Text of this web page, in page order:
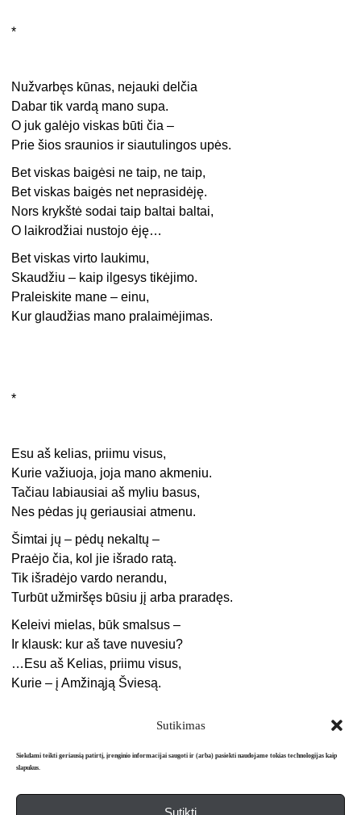
Sutikimas
Siekdami teikti geriausią patirtį, įrenginio informacijai saugoti ir (arba) pasiekti naudojame tokias technologijas kaip
slapukus.
Sutikti
*
Nužvarbęs kūnas, nejauki delčia
Dabar tik vardą mano supa.
O juk galėjo viskas būti čia –
Prie šios sraunios ir siautulingos upės.
Bet viskas baigėsi ne taip, ne taip,
Bet viskas baigės net neprasidėję.
Nors krykštė sodai taip baltai baltai,
O laikrodžiai nustojo ėję…
Bet viskas virto laukimu,
Skaudžiu – kaip ilgesys tikėjimo.
Praleiskite mane – einu,
Kur glaudžias mano pralaimėjimas.
*
Esu aš kelias, priimu visus,
Kurie važiuoja, joja mano akmeniu.
Tačiau labiausiai aš myliu basus,
Nes pėdas jų geriausiai atmenu.
Šimtai jų – pėdų nekaltų –
Praėjo čia, kol jie išrado ratą.
Tik išradėjo vardo nerandu,
Turbūt užmiršęs būsiu jį arba praradęs.
Keleivi mielas, būk smalsus –
Ir klausk: kur aš tave nuvesiu?
…Esu aš Kelias, priimu visus,
Kurie – į Amžinąją Šviesą.